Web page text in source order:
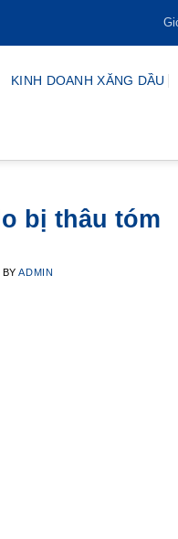
KINH DOANH XĂNG DẦU
bị thâu tóm
BYADMIN